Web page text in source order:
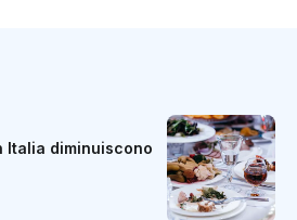
Italia diminuiscono